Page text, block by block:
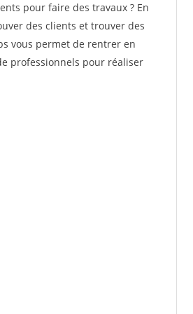
pour faire des travaux ? En
des clients et trouver des
vous permet de rentrer en
professionnels pour réaliser